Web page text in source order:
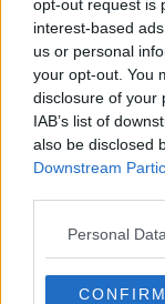
opt-out request is
interest-based
us or personal
your opt-out. You
disclosure of your
IAB’s list of
also be disclosed
Downstream
Personal
CONFIRM